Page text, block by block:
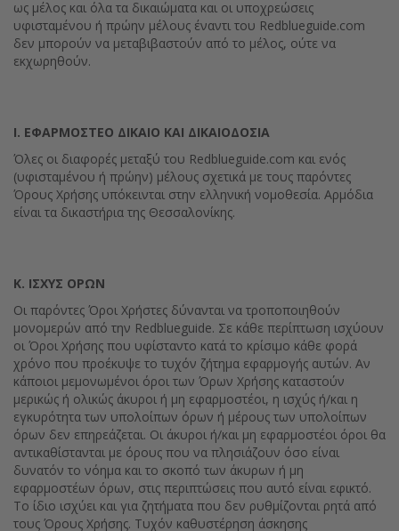
ως μέλος και όλα τα δικαιώματα και οι υποχρεώσεις
υφισταμένου ή πρώην μέλους έναντι του Redblueguide.com
δεν μπορούν να μεταβιβαστούν από το μέλος, ούτε να
εκχωρηθούν.
Ι. ΕΦΑΡΜΟΣΤΕΟ ΔΙΚΑΙΟ ΚΑΙ ΔΙΚΑΙΟΔΟΣΙΑ
Όλες οι διαφορές μεταξύ του Redblueguide.com και ενός
(υφισταμένου ή πρώην) μέλους σχετικά με τους παρόντες
Όρους Χρήσης υπόκεινται στην ελληνική νομοθεσία. Αρμόδια
είναι τα δικαστήρια της Θεσσαλονίκης.
Κ. ΙΣΧΥΣ ΟΡΩΝ
Οι παρόντες Όροι Χρήστες δύνανται να τροποποιηθούν
μονομερών από την Redblueguide. Σε κάθε περίπτωση ισχύουν
οι Όροι Χρήσης που υφίσταντο κατά το κρίσιμο κάθε φορά
χρόνο που προέκυψε το τυχόν ζήτημα εφαρμογής αυτών. Αν
κάποιοι μεμονωμένοι όροι των Όρων Χρήσης καταστούν
μερικώς ή ολικώς άκυροι ή μη εφαρμοστέοι, η ισχύς ή/και η
εγκυρότητα των υπολοίπων όρων ή μέρους των υπολοίπων
όρων δεν επηρεάζεται. Οι άκυροι ή/και μη εφαρμοστέοι όροι θα
αντικαθίστανται με όρους που να πλησιάζουν όσο είναι
δυνατόν το νόημα και το σκοπό των άκυρων ή μη
εφαρμοστέων όρων, στις περιπτώσεις που αυτό είναι εφικτό.
Το ίδιο ισχύει και για ζητήματα που δεν ρυθμίζονται ρητά από
τους Όρους Χρήσης. Τυχόν καθυστέρηση άσκησης